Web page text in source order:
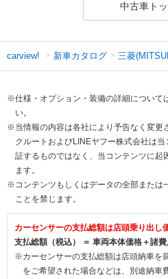
中古車ト
carview! 新車カタログ 三菱
※仕様・オプション・装備の詳細について
い。
※当情報の内容は各社により予告なく変更
クルートおよびLINEヤフー株式会社は
証するものではなく、当コンテンツに起
ます。
※コンテンツもしくはデータの全部または
ことを禁じます。
カーセンサーの支払総額は店頭乗り出し
支払総額（税込） ＝ 車両本体価格＋諸費
※カーセンサーの支払総額は店頭納車を
をご希望された場合などは、別途納車